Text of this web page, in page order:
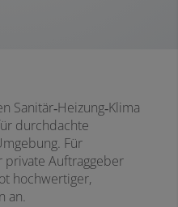
Sanitär‑Heizung‑Klima
durchdachte
Für
Auftraggeber
hochwertiger,
an.